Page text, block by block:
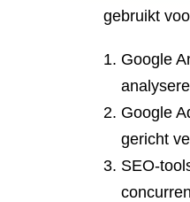
gebruikt
Google
Google
gericht
SEO-